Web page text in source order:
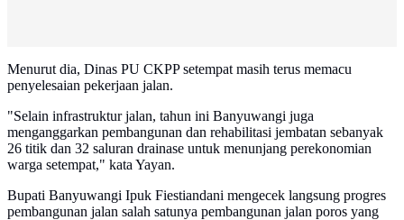
Menurut dia, Dinas PU CKPP setempat masih terus memacu
penyelesaian pekerjaan jalan.
"Selain infrastruktur jalan, tahun ini Banyuwangi juga
menganggarkan pembangunan dan rehabilitasi jembatan sebanyak
26 titik dan 32 saluran drainase untuk menunjang perekonomian
warga setempat," kata Yayan.
Bupati Banyuwangi Ipuk Fiestiandani mengecek langsung progres
pembangunan jalan salah satunya pembangunan jalan poros yang